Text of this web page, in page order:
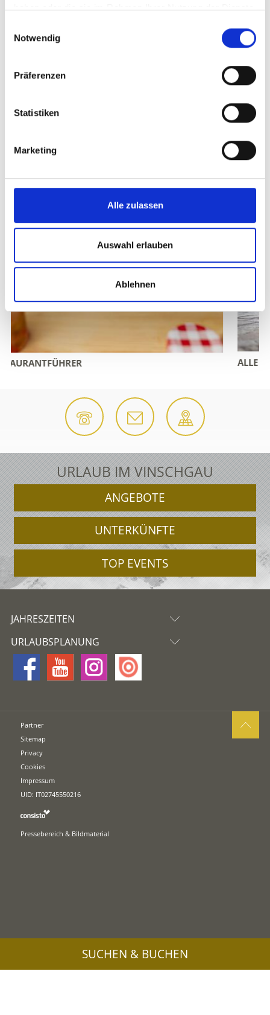
haben oder die sie im Rahmen Ihrer Nutzung der Dienste
Notwendig
Präferenzen
Statistiken
Marketing
Alle zulassen
Auswahl erlauben
Ablehnen
zurück zu den Angeboten
Weitere interessante Links
ALLE VERANSTALTUNGEN
URLAUB IM VINSCHGAU
ANGEBOTE
UNTERKÜNFTE
TOP EVENTS
JAHRESZEITEN
URLAUBSPLANUNG
Partner
Sitemap
Privacy
Cookies
Impressum
UID: IT02745550216
Pressebereich & Bildmaterial
SUCHEN & BUCHEN